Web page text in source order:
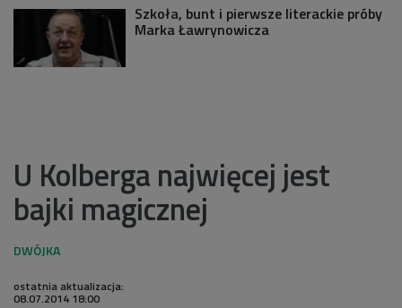
Szkoła, bunt i pierwsze literackie próby
Marka Ławrynowicza
U Kolberga najwięcej jest
bajki magicznej
ostatnia aktualizacja:
08.07.2014 18:00